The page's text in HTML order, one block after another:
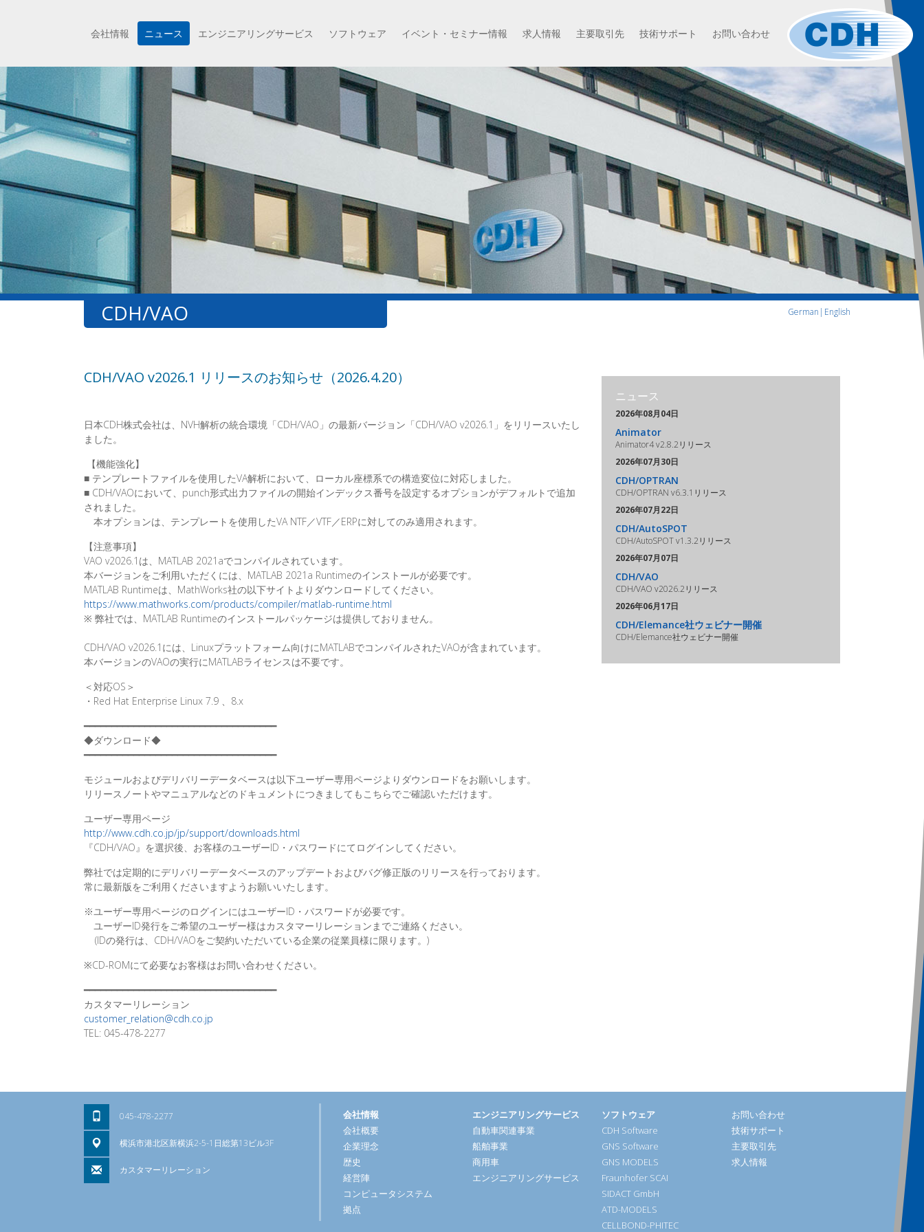
会社情報 ニュース エンジニアリングサービス ソフトウェア イベント・セミナー情報 求人情報 主要取引先 技術サポート お問い合わせ
CDH/VAO German| English
CDH/VAO v2026.1 リリースのお知らせ（2026.4.20）
日本CDH株式会社は、NVH解析の統合環境「CDH/VAO」の最新バージョン「CDH/VAO v2026.1」をリリースいたし
ました。
【機能強化】
■ テンプレートファイルを使用したVA解析において、ローカル座標系での構造変位に対応しました。
■ CDH/VAOにおいて、punch形式出力ファイルの開始インデックス番号を設定するオプションがデフォルトで追加
されました。
本オプションは、テンプレートを使用したVA NTF／VTF／ERPに対してのみ適用されます。
【注意事項】
VAO v2026.1は、MATLAB 2021aでコンパイルされています。
本バージョンをご利用いただくには、MATLAB 2021a Runtimeのインストールが必要です。
MATLAB Runtimeは、MathWorks社の以下サイトよりダウンロードしてください。
https://www.mathworks.com/products/compiler/matlab-runtime.html
※ 弊社では、MATLAB Runtimeのインストールパッケージは提供しておりません。
CDH/VAO v2026.1には、Linuxプラットフォーム向けにMATLABでコンパイルされたVAOが含まれています。
本バージョンのVAOの実行にMATLABライセンスは不要です。
＜対応OS＞
・Red Hat Enterprise Linux 7.9 、8.x
━━━━━━━━━━━━━━━━━━━━━━━━━━━━━━━━━━━
◆ダウンロード◆
━━━━━━━━━━━━━━━━━━━━━━━━━━━━━━━━━━━
モジュールおよびデリバリーデータベースは以下ユーザー専用ページよりダウンロードをお願いします。
リリースノートやマニュアルなどのドキュメントにつきましてもこちらでご確認いただけます。
ユーザー専用ページ
http://www.cdh.co.jp/jp/support/downloads.html
『CDH/VAO』を選択後、お客様のユーザーID・パスワードにてログインしてください。
弊社では定期的にデリバリーデータベースのアップデートおよびバグ修正版のリリースを行っております。
常に最新版をご利用くださいますようお願いいたします。
※ユーザー専用ページのログインにはユーザーID・パスワードが必要です。
ユーザーID発行をご希望のユーザー様はカスタマーリレーションまでご連絡ください。
(IDの発行は、CDH/VAOをご契約いただいている企業の従業員様に限ります。)
※CD-ROMにて必要なお客様はお問い合わせください。
━━━━━━━━━━━━━━━━━━━━━━━━━━━━━━━━━━━
カスタマーリレーション
customer_relation@cdh.co.jp
TEL: 045-478-2277
ニュース
2026年08月04日
Animator
Animator4 v2.8.2リリース
2026年07月30日
CDH/OPTRAN
CDH/OPTRAN v6.3.1リリース
2026年07月22日
CDH/AutoSPOT
CDH/AutoSPOT v1.3.2リリース
2026年07月07日
CDH/VAO
CDH/VAO v2026.2リリース
2026年06月17日
CDH/Elemance社ウェビナー開催
CDH/Elemance社ウェビナー開催
045-478-2277
横浜市港北区新横浜2-5-1日総第13ビル3F
カスタマーリレーション
会社情報
会社概要
企業理念
歴史
経営陣
コンピュータシステム
拠点
エンジニアリングサービス
自動車関連事業
船舶事業
商用車
エンジニアリングサービス
ソフトウェア
CDH Software
GNS Software
GNS MODELS
Fraunhofer SCAI
SIDACT GmbH
ATD-MODELS
CELLBOND-PHITEC
お問い合わせ
技術サポート
主要取引先
求人情報